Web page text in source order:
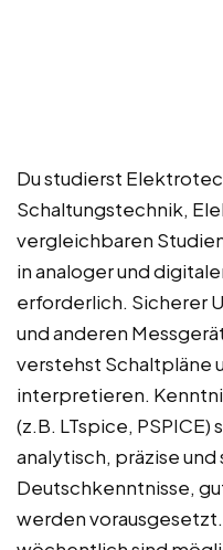
Du studierst
Schaltungstechnik,
vergleichbaren
in analoger und
erforderlich. Sicherer
und anderen
verstehst Schaltpläne
interpretieren.
(z.B. LTspice,
analytisch, präzise
Deutschkenntnisse,
werden